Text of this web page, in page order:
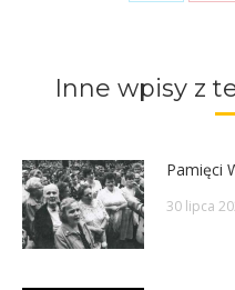
Inne wpisy z
Pamięci
30 lipca